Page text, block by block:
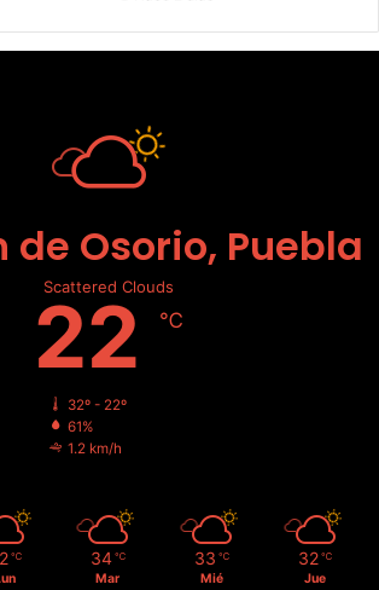
Osorio, Puebla
Scattered Clouds
22 ℃
32º - 22º
61%
1.2 km/h
℃ 34 ℃
Mar
33 ℃
Mié
32 ℃
Jue